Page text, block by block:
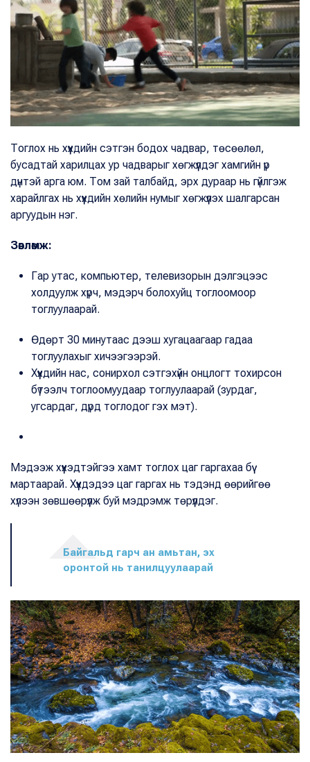
Тоглох нь хүүхдийн сэтгэн бодох чадвар, төсөөлөл,
бусадтай харилцах ур чадварыг хөгжүүлдэг хамгийн үр
дүнтэй арга юм. Том зай талбайд, эрх дураар нь гүйлгэж
харайлгах нь хүүхдийн хөлийн нумыг хөгжүүлэх шалгарсан
аргуудын нэг.
Зөвлөмж:
Гар утас, компьютер, телевизорын дэлгэцээс
холдуулж хүрч, мэдэрч болохуйц тоглоомоор
тоглуулаарай.
Өдөрт 30 минутаас дээш хугацаагаар гадаа
тоглуулахыг хичээгээрэй.
Хүүхдийн нас, сонирхол сэтгэхүйн онцлогт тохирсон
бүтээлч тоглоомуудаар тоглуулаарай (зурдаг,
угсардаг, дүрд тоглодог гэх мэт).
Мэдээж хүүхэдтэйгээ хамт тоглох цаг гаргахаа бүү
мартаарай. Хүүхдэдээ цаг гаргах нь тэдэнд өөрийгөө
хүлээн зөвшөөрүүлж буй мэдрэмж төрүүлдэг.
Байгальд гарч ан амьтан, эх
оронтой нь танилцуулаарай